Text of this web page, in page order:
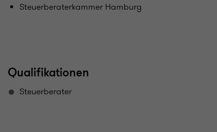
Steuerberaterkammer Hamburg
Qualifikationen
Steuerberater